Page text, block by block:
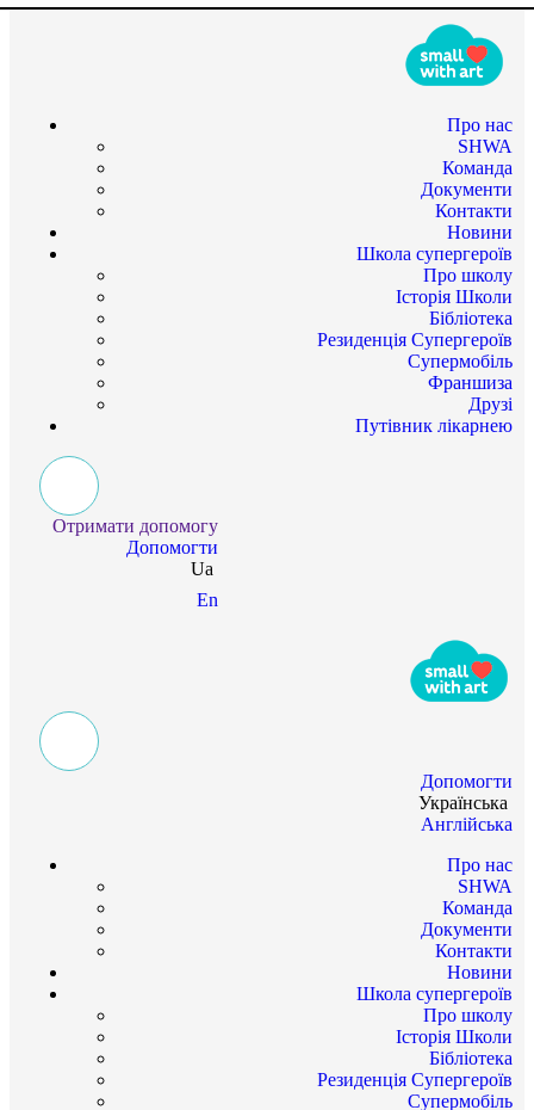
Про нас
SHWA
Команда
Документи
Контакти
Новини
Школа супергероїв
Про школу
Історія Школи
Бібліотека
Резиденція Супергероїв
Супермобіль
Франшиза
Друзі
Путівник лікарнею
Отримати допомогу
Допомогти
Ua
En
Допомогти
Українська
Англійська
Про нас
SHWA
Команда
Документи
Контакти
Новини
Школа супергероїв
Про школу
Історія Школи
Бібліотека
Резиденція Супергероїв
Супермобіль